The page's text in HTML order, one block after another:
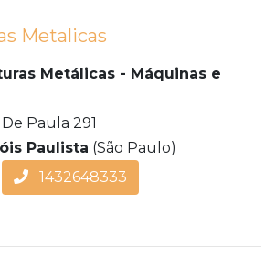
Metalicas
Metálicas - Máquinas e
Paula 291
Paulista (São Paulo)
1432648333